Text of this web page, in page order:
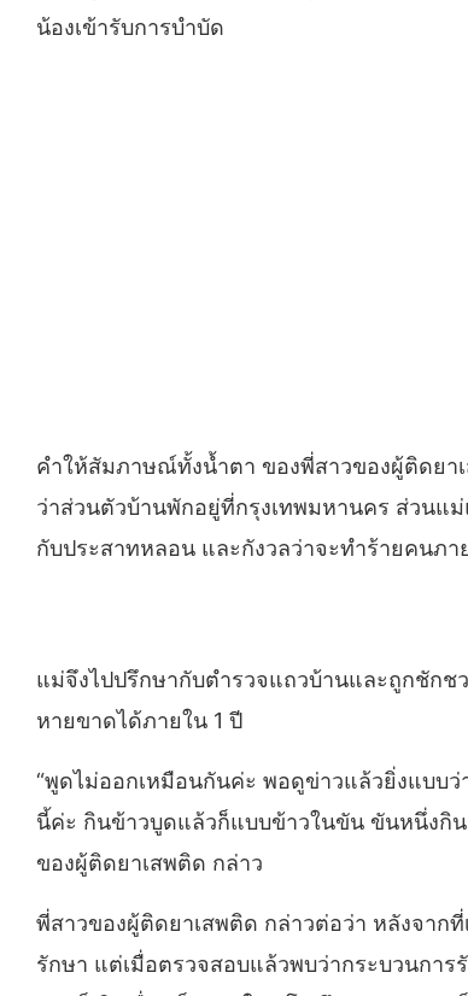
น้องเข้ารับการบำบัด
คำให้สัมภาษณ์ทั้งน้ำตา ของพี่สาวของผู้ติดยา
ว่าส่วนตัวบ้านพักอยู่ที่กรุงเทพมหานคร ส่วนแ
กับประสาทหลอน และกังวลว่าจะทำร้ายคนภา
แม่จึงไปปรึกษากับตำรวจแถวบ้านและถูกชัก
หายขาดได้ภายใน 1 ปี
“พูดไม่ออกเหมือนกันค่ะ พอดูข่าวแล้วยิ่งแบบว่
นี้ค่ะ กินข้าวบูดแล้วก็แบบข้าวในขัน ขันหนึ่งกิ
ของผู้ติดยาเสพติด กล่าว
พี่สาวของผู้ติดยาเสพติด กล่าวต่อว่า หลังจาก
รักษา แต่เมื่อตรวจสอบแล้วพบว่ากระบวนการ